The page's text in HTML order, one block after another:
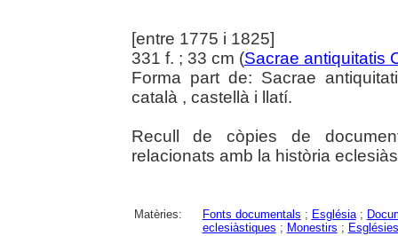
[entre 1775 i 1825]
331 f. ; 33 cm (Sacrae antiquitatis
Forma part de: Sacrae
català , castellà i llatí.
Recull de còpies de
relacionats amb la història
Matèries: Fonts documentals ; Església;
eclesiàstiques ; Monestirs ; Esglésies